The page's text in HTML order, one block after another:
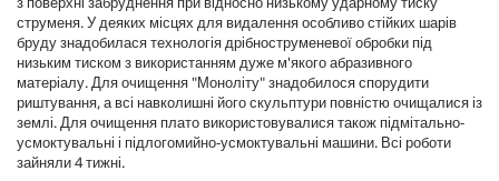
струменя. У деяких місцях для видалення особливо стійких шарів
бруду знадобилася технологія дрібноструменевої обробки під
низьким тиском з використанням дуже м'якого абразивного
матеріалу. Для очищення "Моноліту" знадобилося спорудити
риштування, а всі навколишні його скульптури повністю очищалися із
землі. Для очищення плато використовувалися також підмітально-
усмоктувальні і підлогомийно-усмоктувальні машини. Всі роботи
зайняли 4 тижні.